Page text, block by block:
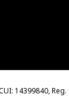
14399840, Reg.